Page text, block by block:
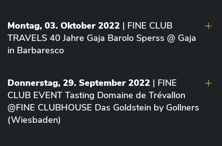
Montag, 03. Oktober 2022 | FINE CLUB
TRAVELS 40 Jahre Gaja Barolo Sperss @ Gaja
in Barbaresco
Donnerstag, 29. September 2022 | FINE
CLUB EVENT Tasting Domaine de Trévallon
@FINE CLUBHOUSE Das Goldstein by Gollners
(Wiesbaden)